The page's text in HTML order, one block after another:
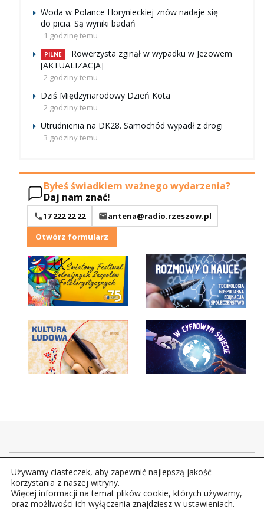
Woda w Polance Horynieckiej znów nadaje się
do picia. Są wyniki badań
1 godzinę temu
PILNE
Rowerzysta zginął w wypadku w Jeżowem
[AKTUALIZACJA]
2 godziny temu
Dziś Międzynarodowy Dzień Kota
2 godziny temu
Utrudnienia na DK28. Samochód wypadł z drogi
3 godziny temu
Byłeś świadkiem ważnego wydarzenia?
Daj nam znać!
17 222 22 22
antena@radio.rzeszow.pl
Otwórz formularz
Copyright © 2026Polskie Radio Rzeszów S.A. w likwidacj.
Wszelkie prawa zastrzeżone.
Używamy ciasteczek, aby zapewnić najlepszą jakość
korzystania z naszej witryny.
Więcej informacji na temat plików cookie, których używamy,
oraz możliwości ich wyłączenia znajdziesz w ustawieniach.